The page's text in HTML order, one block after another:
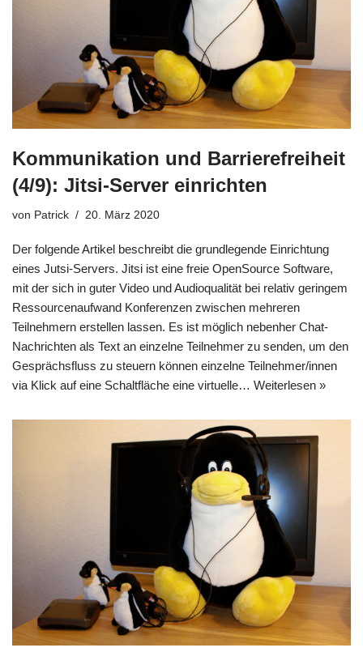
Kommunikation und Barrierefreiheit
(4/9): Jitsi-Server einrichten
von Patrick 20. März 2020
Der folgende Artikel beschreibt die grundlegende Einrichtung
eines Jutsi-Servers. Jitsi ist eine freie OpenSource Software,
mit der sich in guter Video und Audioqualität bei relativ geringem
Ressourcenaufwand Konferenzen zwischen mehreren
Teilnehmern erstellen lassen. Es ist möglich nebenher Chat-
Nachrichten als Text an einzelne Teilnehmer zu senden, um den
Gesprächsfluss zu steuern können einzelne Teilnehmer/innen
via Klick auf eine Schaltfläche eine virtuelle… Weiterlesen »